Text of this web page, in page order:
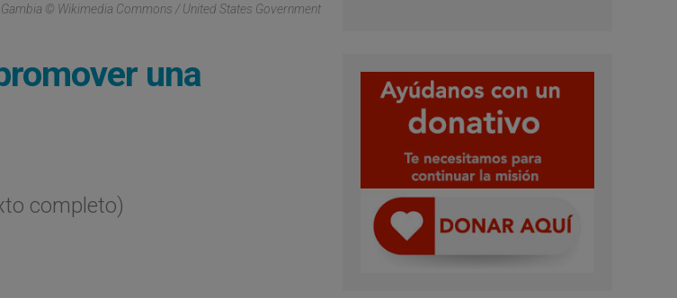
Gambia © Wikimedia Commons / United States Government
una
completo)